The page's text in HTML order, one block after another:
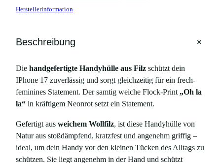
i
m
P
i
n
t
O
h
l
Herstellerinformation
Beschreibung +
Die handgefertigte Handyhülle aus Filz schützt dein
IPhone 17 zuverlässig und sorgt gleichzeitig für ein frech-
feminines Statement. Der samtig weiche Flock-Print „Oh la
la“ in kräftigem Neonrot setzt ein Statement.
Gefertigt aus weichem Wollfilz, ist diese Handyhülle von
Natur aus stoßdämpfend, kratzfest und angenehm griffig –
ideal, um dein Handy vor den kleinen Tücken des Alltags zu
schützen. Sie liegt angenehm in der Hand und schützt